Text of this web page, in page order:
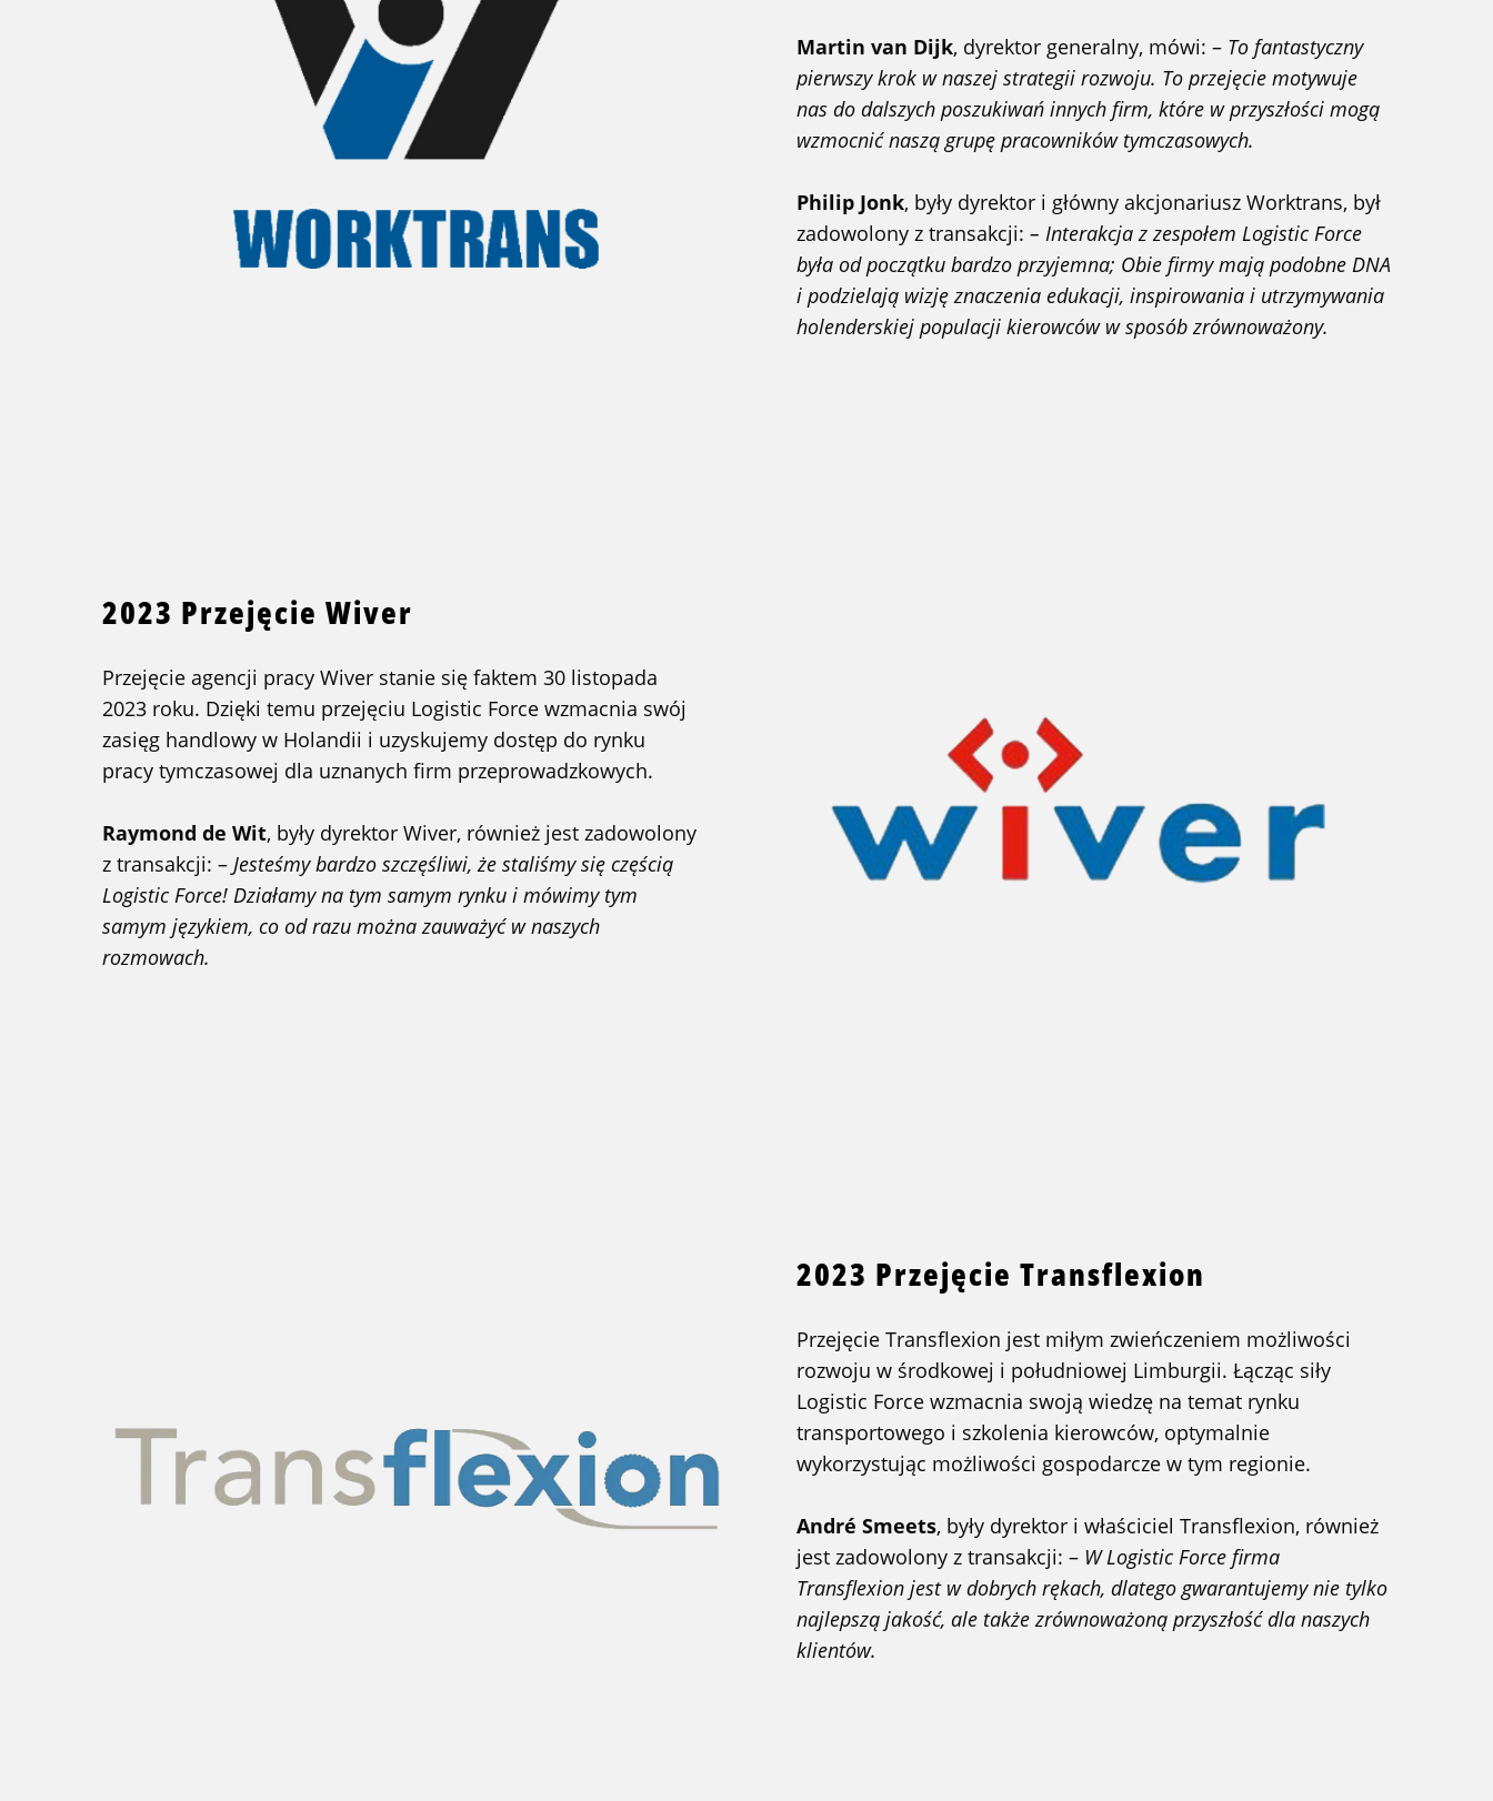
Martin van Dijk, dyrektor generalny, mówi: – To fantastyczny
pierwszy krok w naszej strategii rozwoju. To przejęcie motywuje
nas do dalszych poszukiwań innych firm, które w przyszłości mogą
wzmocnić naszą grupę pracowników tymczasowych.
Philip Jonk, były dyrektor i główny akcjonariusz Worktrans, był
zadowolony z transakcji: – Interakcja z zespołem Logistic Force
była od początku bardzo przyjemna; Obie firmy mają podobne DNA
i podzielają wizję znaczenia edukacji, inspirowania i utrzymywania
holenderskiej populacji kierowców w sposób zrównoważony.
2023 Przejęcie Wiver
Przejęcie agencji pracy Wiver stanie się faktem 30 listopada
2023 roku. Dzięki temu przejęciu Logistic Force wzmacnia swój
zasięg handlowy w Holandii i uzyskujemy dostęp do rynku
pracy tymczasowej dla uznanych firm przeprowadzkowych.
Raymond de Wit, były dyrektor Wiver, również jest zadowolony
z transakcji: – Jesteśmy bardzo szczęśliwi, że staliśmy się częścią
Logistic Force! Działamy na tym samym rynku i mówimy tym
samym językiem, co od razu można zauważyć w naszych
rozmowach.
2023 Przejęcie Transflexion
Przejęcie Transflexion jest miłym zwieńczeniem możliwości
rozwoju w środkowej i południowej Limburgii. Łącząc siły
Logistic Force wzmacnia swoją wiedzę na temat rynku
transportowego i szkolenia kierowców, optymalnie
wykorzystując możliwości gospodarcze w tym regionie.
André Smeets, były dyrektor i właściciel Transflexion, również
jest zadowolony z transakcji: – W Logistic Force firma
Transflexion jest w dobrych rękach, dlatego gwarantujemy nie tylko
najlepszą jakość, ale także zrównoważoną przyszłość dla naszych
klientów.